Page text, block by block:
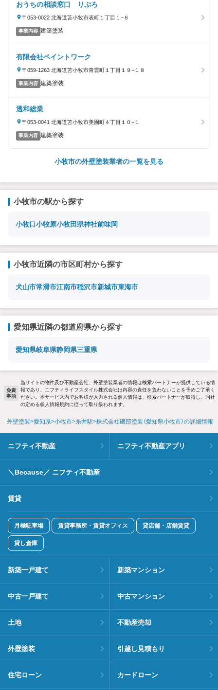
おうちの相談窓口 りぷろ
〒053-0022 北海道苫小牧市表町１丁目１−６
事業内容 建築塗装
有限会社ペイントワーク
〒059-1263 北海道苫小牧市青雲町１丁目１９−１８
事業内容 建築塗装
透和総業
〒053-0041 北海道苫小牧市美園町４丁目１０−１
事業内容 建築塗装
小牧市の外壁塗装業者の一覧を見る
小牧市の駅から探す
小牧口小牧原小牧田県神社前味岡
小牧市近隣の市区町村から探す
犬山市常滑市江南市稲沢市新城市東海市
愛知県近隣の都道府県から探す
愛知県岐阜県静岡県三重県
免責
事項
当サイトの物件及び不動産会社、外壁塗装業者の情報は検索パートナーが提供している情
報であり、ニフティライフスタイル株式会社は内容の責任を負わないことを予めご了承く
ださい。本サービス内でお客様が入力される個人情報は、検索パートナーが取得し、同社
の定める個人情報規約に従って取り扱われます。
外壁塗装 愛知県 小牧市 糸井駅 株式会社磯部塗装（愛知県小牧市）の詳細情報
ニフティ不動産 ニフティ不動産アプリ
＼Because／ ニフティ不動産
賃貸
月極駐車場 賃貸事務所・賃貸オフィス 貸店舗・店舗賃貸
貸し倉庫
新築一戸建て 新築マンション
中古一戸建て 中古マンション
土地 不動産売却
外壁塗装 引越し見積もり
住宅ローン カードローン